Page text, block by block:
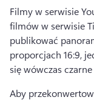
Filmy w serwisie
filmów w serwisie
publikować
proporcjach 16:9,
się wówczas
Aby